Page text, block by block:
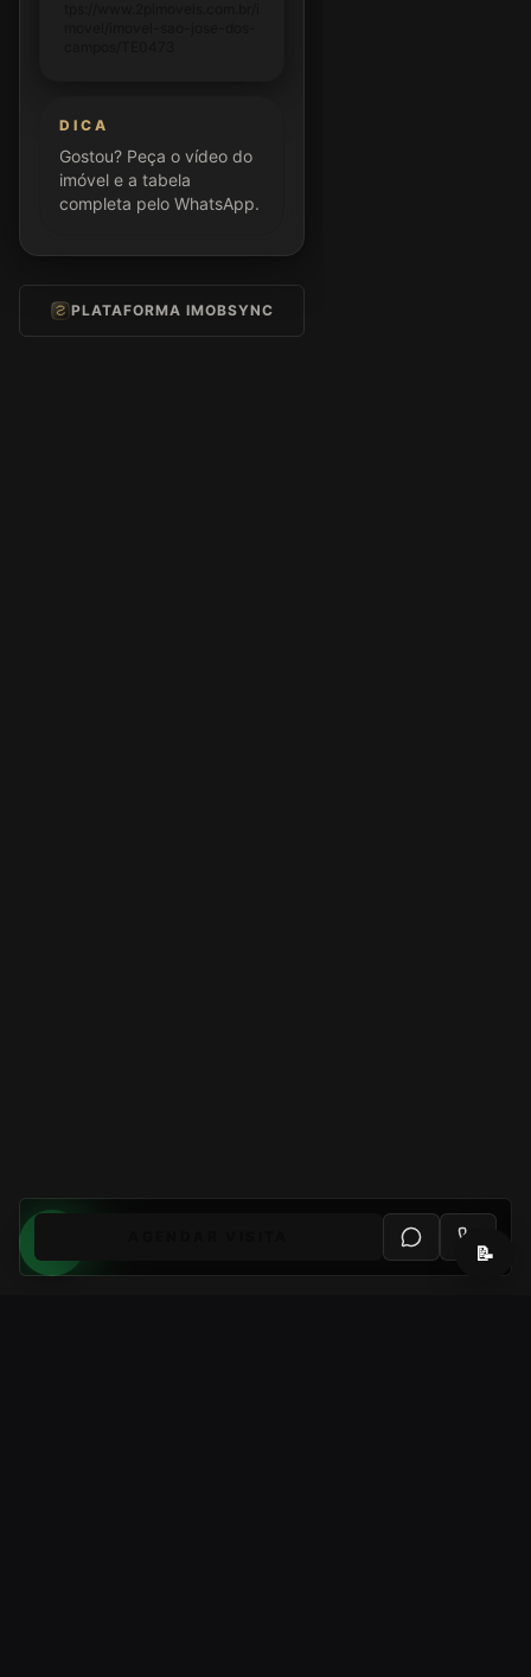
DICA
Gostou? Peça o vídeo do
imóvel e a tabela
completa pelo WhatsApp.
PLATAFORMA IMOBSYNC
📝